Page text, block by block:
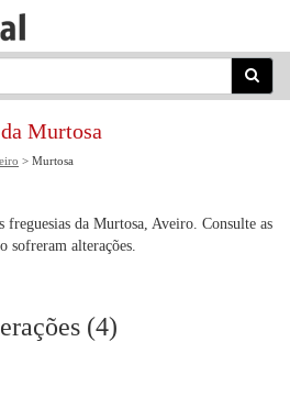
Murtosa
> Murtosa
freguesias da Murtosa, Aveiro. Consulte as
sofreram alterações.
(4)